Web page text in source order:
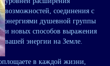
возможностей, соединения с
энергиями душевной группы
и новых способов выражения
вашей энергии на Земле.
в каждой жизни,